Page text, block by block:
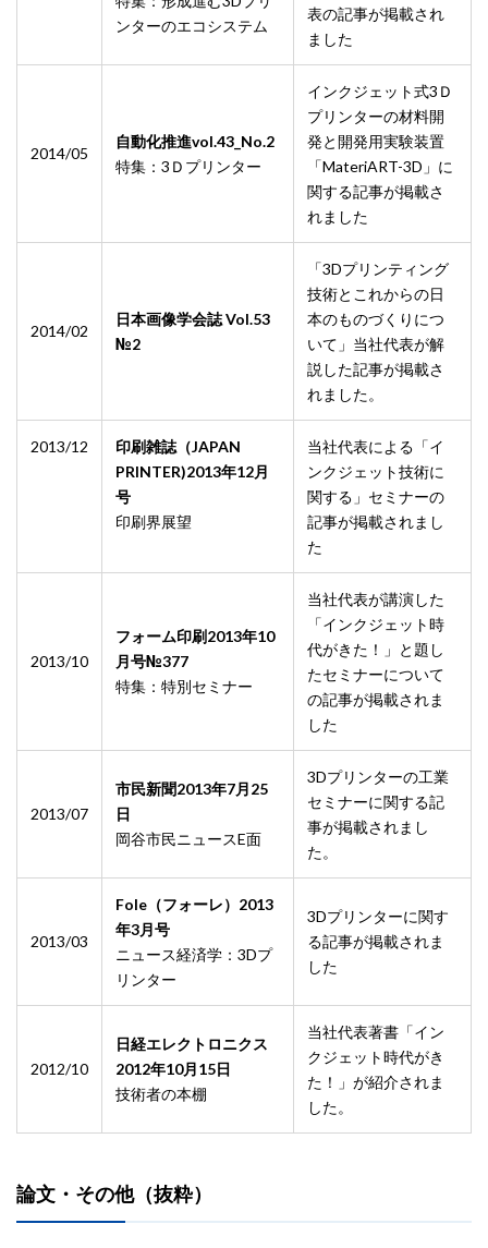
ンターのエコシステム
表の記事が掲載され
ました
2014/05
自動化推進vol.43_No.2
特集：3Ｄプリンター
インクジェット式3Ｄ
プリンターの材料開
発と開発用実験装置
「MateriART-3D」に
関する記事が掲載さ
れました
2014/02
日本画像学会誌 Vol.53
№2
「3Dプリンティング
技術とこれからの日
本のものづくりにつ
いて」当社代表が解
説した記事が掲載さ
れました。
2013/12
印刷雑誌（JAPAN
PRINTER)2013年12月
号
印刷界展望
当社代表による「イ
ンクジェット技術に
関する」セミナーの
記事が掲載されまし
た
2013/10
フォーム印刷2013年10
月号№377
特集：特別セミナー
当社代表が講演した
「インクジェット時
代がきた！」と題し
たセミナーについて
の記事が掲載されま
した
2013/07
市民新聞2013年7月25
日
岡谷市民ニュースE面
3Dプリンターの工業
セミナーに関する記
事が掲載されまし
た。
2013/03
Fole（フォーレ）2013
年3月号
ニュース経済学：3Dプ
リンター
3Dプリンターに関す
る記事が掲載されま
した
2012/10
日経エレクトロニクス
2012年10月15日
技術者の本棚
当社代表著書「イン
クジェット時代がき
た！」が紹介されま
した。
論文・その他（抜粋）